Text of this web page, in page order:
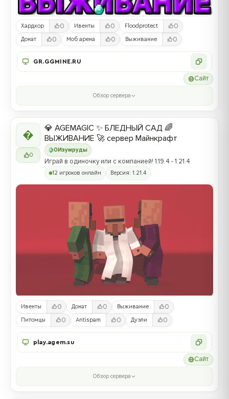
Хардкор 0 Ивенты 0 Floodprotect 0
Донат 0 Моб арена 0 Выживание 0
GR.GGMINE.RU
Сайт
Обзор сервера

0
0 Изумруды
💎 AGEMAGIC ✨ БЛЕДНЫЙ САД 🌈
ВЫЖИВАНИЕ 🚀 сервер Майнкрафт
Играй в одиночку или с компанией! 1.19.4 - 1.21.4
12 игроков онлайн Версия: 1.21.4
Ивенты 0 Донат 0 Выживание 0
Питомцы 0 Antispam 0 Дуэли 0
play.agem.su
Сайт
Обзор сервера